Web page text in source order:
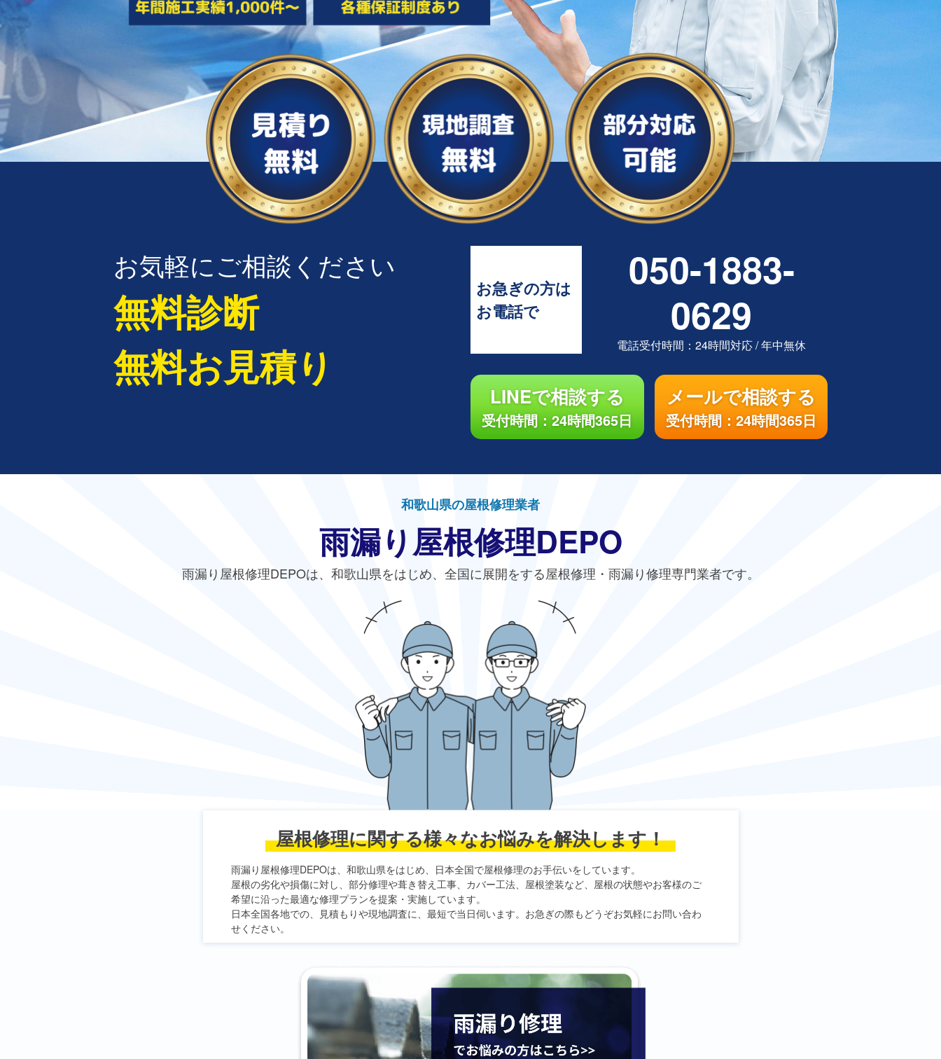
お気軽にご相談ください
無料診断
無料お見積り
お急ぎの方は
お電話で
050-1883-
0629
電話受付時間：24時間対応/年中無休
LINEで相談する
受付時間：24時間365日
メールで相談する
受付時間：24時間365日
和歌山県の屋根修理業者
雨漏り屋根修理DEPO
雨漏り屋根修理DEPOは、和歌山県をはじめ、全国に展開をする屋根修理・雨漏り修理専門業者です。
屋根修理に関する様々なお悩みを解決します！
雨漏り屋根修理DEPOは、和歌山県をはじめ、日本全国で屋根修理のお手伝いをしています。
屋根の劣化や損傷に対し、部分修理や葺き替え工事、カバー工法、屋根塗装など、屋根の状態やお客様のご
希望に沿った最適な修理プランを提案・実施しています。
日本全国各地での、見積もりや現地調査に、最短で当日伺います。お急ぎの際もどうぞお気軽にお問い合わ
せください。